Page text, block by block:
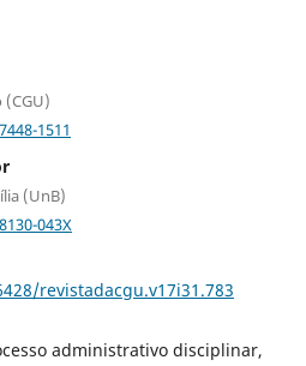
1511
(UnB)
043X
revistadacgu.v17i31.783
administrativo disciplinar,